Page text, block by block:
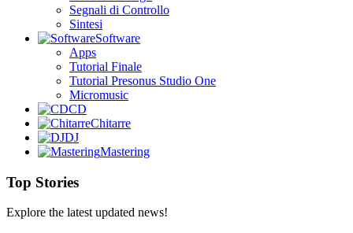
Segnali di Controllo
Sintesi
Software
Apps
Tutorial Finale
Tutorial Presonus Studio One
Micromusic
CD
Chitarre
DJ
Mastering
Top Stories
Explore the latest updated news!